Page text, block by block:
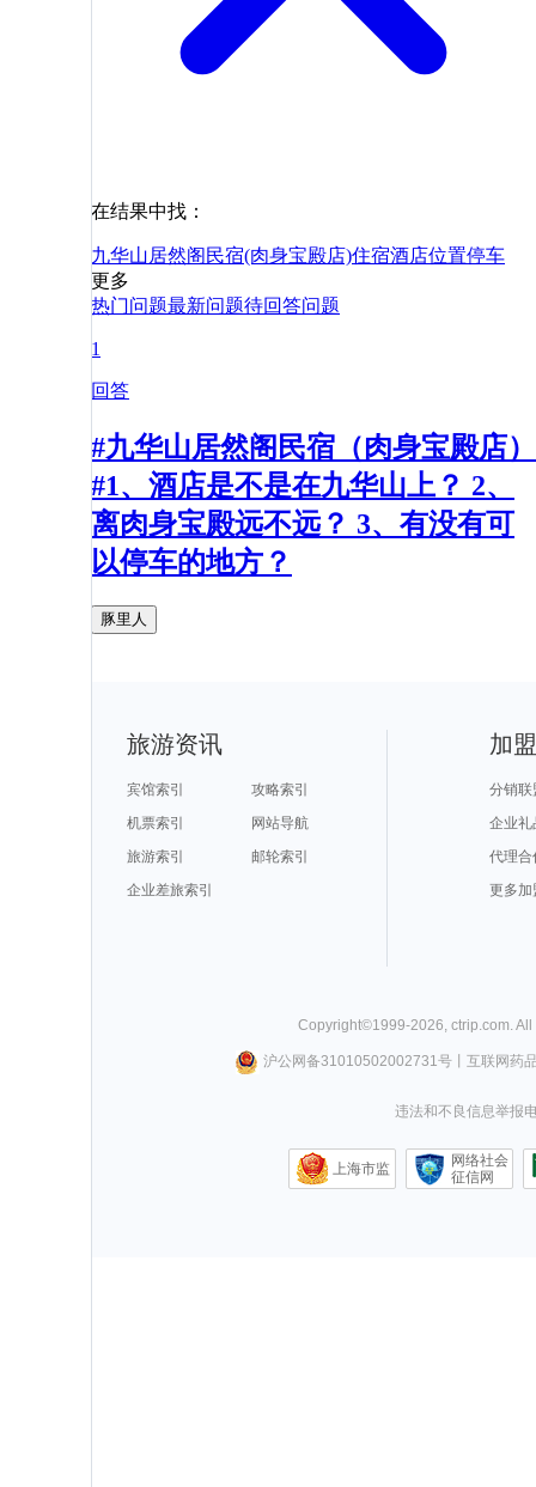
在结果中找：
九华山居然阁民宿(肉身宝殿店)住宿酒店位置停车
更多
热门问题最新问题待回答问题
1
回答
#九华山居然阁民宿（肉身宝殿店）
#1、酒店是不是在九华山上？ 2、
离肉身宝殿远不远？ 3、有没有可
以停车的地方？
豚里人
旅游资讯
宾馆索引
攻略索引
机票索引
网站导航
旅游索引
邮轮索引
企业差旅索引
加
分销联
企业礼
代理合
更多加
Copyright©1999-2026 ctrip.com .
沪公网备31010502002731号丨 互联网药
违法和不良信息举报
上海市监
网络社会
征信网